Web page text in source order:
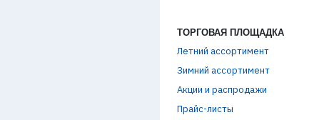
ТОРГОВАЯ ПЛОЩАДКА
Летний ассортимент
Зимний ассортимент
Акции и распродажи
Прайс-листы